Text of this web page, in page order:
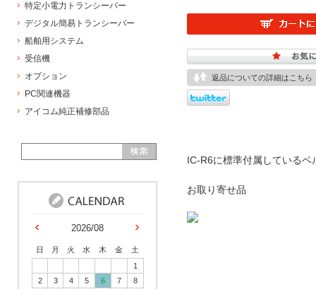
返品についての詳細はこちら
IC-R6に標準付属している
お取り寄せ品
特定小電力トランシーバー
デジタル簡易トランシーバー
船舶用システム
受信機
オプション
PC関連機器
アイコム純正補修部品
2026/08
日 月 火 水 木 金
土
1
2
3 4 5 6 7
8